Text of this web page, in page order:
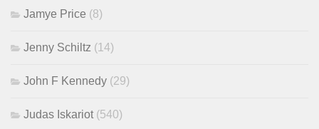
Jamye Price (8)
Jenny Schiltz (14)
John F Kennedy (29)
Judas Iskariot (540)